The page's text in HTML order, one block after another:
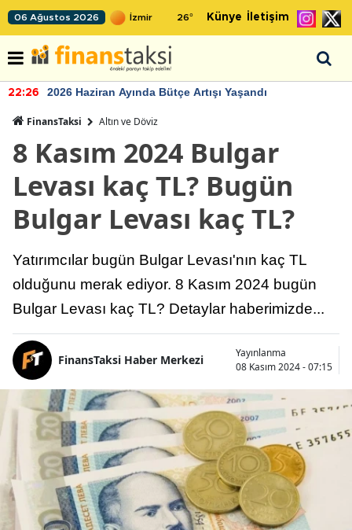
06 Ağustos 2026 26° Künye İletişim
22:26 2026 Haziran Ayında Bütçe Artışı Yaşandı
FinansTaksi Altın ve Döviz
8 Kasım 2024 Bulgar
Levası kaç TL? Bugün
Bulgar Levası kaç TL?
Yatırımcılar bugün Bulgar Levası'nın kaç TL
olduğunu merak ediyor. 8 Kasım 2024 bugün
Bulgar Levası kaç TL? Detaylar haberimizde...
FinansTaksi Haber Merkezi
Yayınlanma
08 Kasım 2024 - 07:15